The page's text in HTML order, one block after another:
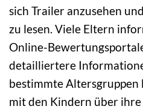
sich Trailer anzusehen
zu lesen. Viele Eltern
Online-
detailliertere
bestimmte Altersgruppen
mit den Kindern über ihre